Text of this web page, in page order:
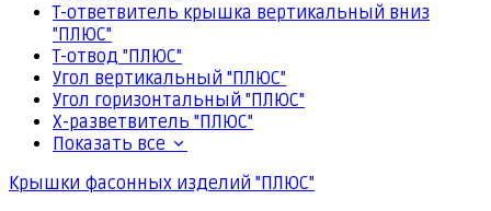
Т-ответвитель крышка вертикальный вниз
"ПЛЮС"
Т-отвод "ПЛЮС"
Угол вертикальный "ПЛЮС"
Угол горизонтальный "ПЛЮС"
Х-разветвитель "ПЛЮС"
Показать все
Крышки фасонных изделий "ПЛЮС"